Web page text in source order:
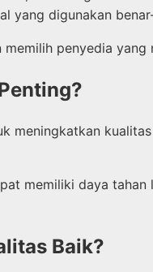
digunakan
memilih penyedia
meningkatkan
memiliki daya
Baik?